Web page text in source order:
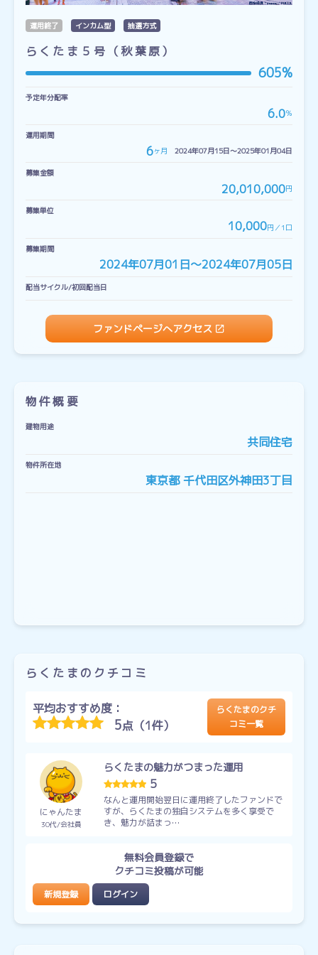
運用終了 インカム型 抽選方式
らくたま５号（秋葉原）
605%
予定年分配率
6.0％
運用期間
6ヶ月 2024年07月15日〜2025年01月04日
募集金額
20,010,000円
募集単位
10,000円／1口
募集期間
2024年07月01日〜2024年07月05日
配当サイクル/初回配当日
ファンドページへアクセス
物件概要
建物用途
共同住宅
物件所在地
東京都 千代田区外神田3丁目
らくたまのクチコミ
平均おすすめ度：
5点（1件）
らくたまのクチ
コミ一覧
にゃんたま
30代 会社員
らくたまの魅力がつまった運用
5
なんと運用開始翌日に運用終了したファンドで
すが、らくたまの独自システムを多く享受で
き、魅力が詰まっ…
無料会員登録で
クチコミ投稿が可能
新規登録 ログイン